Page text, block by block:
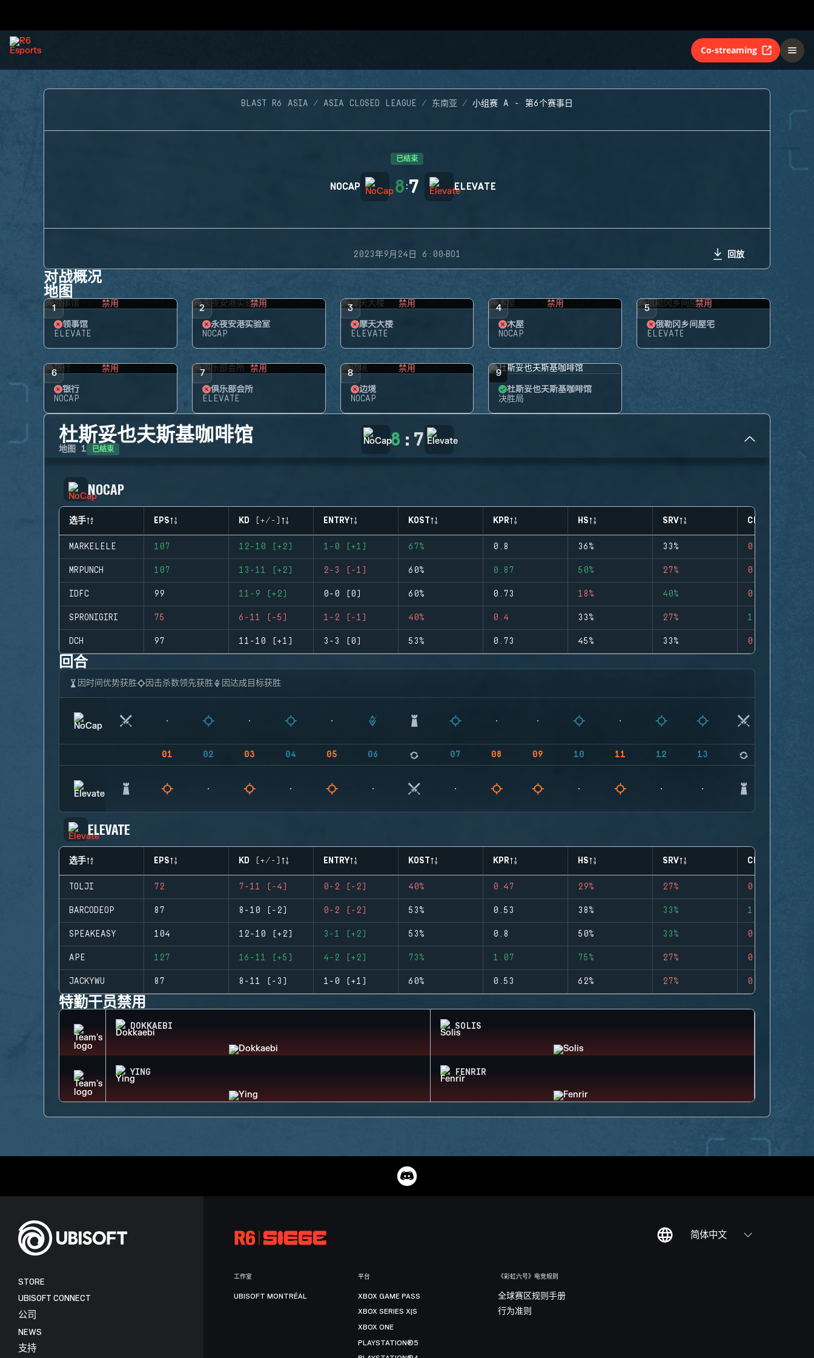
Co-streaming
BLAST R6 ASIA ASIA CLOSED LEAGUE 东南亚 小组赛 A - 第6个赛事日
已结束
NOCAP 8 :7 ELEVATE
2023年9月24日 6:00·BO1 回放
对战概况
地图
1 禁用
领事馆
ELEVATE
2 禁用
永夜安港实验室
NOCAP
3 禁用
摩天大楼
ELEVATE
4 禁用
木屋
NOCAP
5 禁用
俄勒冈乡间屋宅
ELEVATE
6 禁用
银行
NOCAP
7 禁用
俱乐部会所
ELEVATE
8 禁用
边境
NOCAP
9
杜斯妥也夫斯基咖啡馆
决胜局
杜斯妥也夫斯基咖啡馆
地图 1 已结束 8 : 7
NOCAP
选手 EPS KD (+/-) ENTRY KOST KPR HS SRV CLUTCHES
MARKELELE 107 12-10 (+2) 1-0 (+1) 67% 0.8 36% 33% 0
MRPUNCH 107 13-11 (+2) 2-3 (-1) 60% 0.87 50% 27% 0
IDFC 99 11-9 (+2) 0-0 (0) 60% 0.73 18% 40% 0
SPRONIGIRI 75 6-11 (-5) 1-2 (-1) 40% 0.4 33% 27% 1
DCH 97 11-10 (+1) 3-3 (0) 53% 0.73 45% 33% 0
回合
因时间优势获胜 因击杀数领先获胜 因达成目标获胜
01 02 03 04 05 06 07 08 09 10 11 12 13
ELEVATE
选手 EPS KD (+/-) ENTRY KOST KPR HS SRV CLUTCHES
TOLJI 72 7-11 (-4) 0-2 (-2) 40% 0.47 29% 27% 0
BARCODEOP 87 8-10 (-2) 0-2 (-2) 53% 0.53 38% 33% 1
SPEAKEASY 104 12-10 (+2) 3-1 (+2) 53% 0.8 50% 33% 0
APE 127 16-11 (+5) 4-2 (+2) 73% 1.07 75% 27% 0
JACKYWU 87 8-11 (-3) 1-0 (+1) 60% 0.53 62% 27% 0
特勤干员禁用
DOKKAEBI SOLIS
YING FENRIR
简体中文
STORE
UBISOFT CONNECT
公司
NEWS
支持
工作室
UBISOFT MONTRÉAL
平台
XBOX GAME PASS
XBOX SERIES X|S
XBOX ONE
PLAYSTATION®5
《彩虹六号》电竞规则
全球赛区规则手册
行为准则